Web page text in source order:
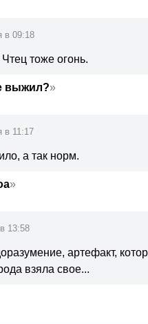
в 09:18
Чтец тоже огонь.
выжил?»
в 11:17
а так норм.
»
13:58
артефакт,
взяла свое...